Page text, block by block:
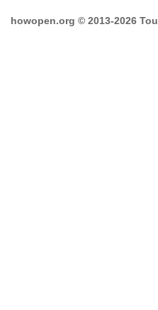
howopen.org © 2013-2026